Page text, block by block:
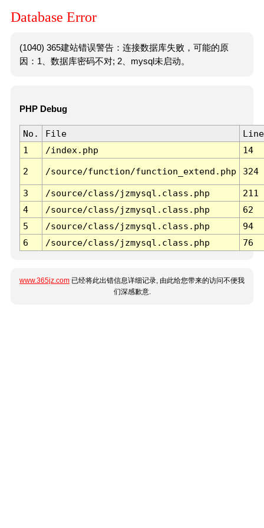
Database Error
(1040) 365建站错误警告：连接数据库失败，可能的原
因：1、数据库密码不对; 2、mysql未启动。
PHP Debug
No. File
Line
1
/index.php 14
2 /source/function/function_extend.php 324
3 /source/class/jzmysql.class.php
211
4
/source/class/jzmysql.class.php
62
5
/source/class/jzmysql.class.php
94
6
/source/class/jzmysql.class.php 76
www.365jz.com 已经将此出错信息详细记录, 由此给您带来的访问不便我
们深感歉意.